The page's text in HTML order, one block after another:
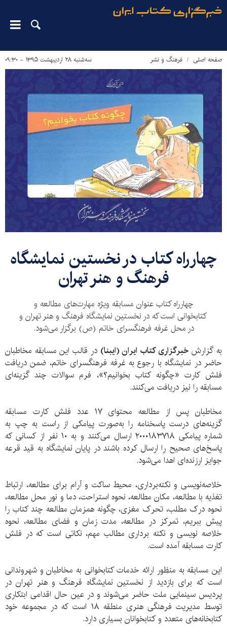
صفحه اصلی فرهنگ و نشر سه‌شنبه ۲۸ اردیبهشت ۱۳۹۵ - ۰۹:۳۰
​چهارراه کتاب در نخستین نمایشگاه
فرهنگ و هنر تهران
چهارراه کتاب عنوان مسابقه ویژه مهارت‌های مطالعه و
کتابخوانی است که در نخستین نمایشگاه فرهنگ و هنر تهران و
در محل غرفه فرهنگسرای خاتم (ص) برگزار می‌شود.
به گزارشخبرگزاری کتاب ایران (ایبنا) در قالب این مسابقه مخاطبان
حاضر در نمایشگاه با رجوع به غرفه فرهنگسرای خاتم، ضمن دریافت
فلش کارت «چگونه کتاب بخوانیم؟»، فرم سوالات چند گزینه‌ای
مسابقه را نیز دریافت می‌کنند.
مخاطبان پس از مطالعه محتوای ۱۷ عدد فلش کارت مسابقه
گزینه‌های درست پاسخنامه را به‌صورت پیامکی از راست به چپ به
شماره پیامکی ۲۰۰۰۱۸۳۷۱۸ ارسال می‌کنند و به ۱۰ نفر از کسانی که
پاسخ‌های صحیح را ارسال کرده باشند در پایان نمایشگاه به قید قرعه
جوایز ارزنده‌ای اهدا می‌شود.
خلاصه‌نویسی و نکته‌برداری، محیط ساکت و آرام برای مطالعه، ارتباط
تغذیه با مطالعه، مکان مطالعه، نحوه استراحت، دما و نور محل مطالعه،
نحوه درک مطلب، تحرک مغزی، چگونه همزمان مطالعه چند کتاب را
پیش ببریم، تمرکز در مطالعه، مدت زمان و فضای مطالعه، نحوه
خلاصه نویسی و نکته برداری مطالب مهم، نکاتی است که در فلش
کارت مسابقه آمده است.
این مسابقه به منظور ارائه خدمات کتابخوانی به مخاطبان و شهروندانی
است که برای بازدید از نخستین نمایشگاه فرهنگ و هنر تهران در
پردیس سینمایی ملت حاضر می‌شوند و در عین حال اقدامی ابتکاری
توسط مدیریت فرهنگی هنری منطقه ۱۸ است که در مجموعه خود
کتابخانه‌های متعدد و کتابخوانان بسیاری دارد.